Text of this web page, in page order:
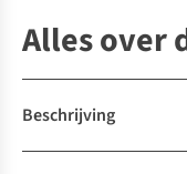
Alles over
Beschrijving